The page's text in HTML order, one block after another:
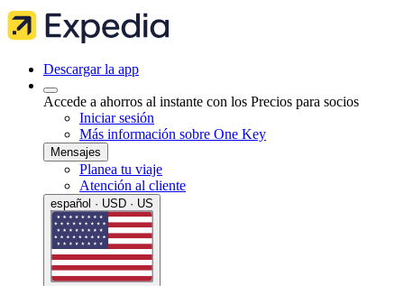
Descargar la app
Accede a ahorros al instante con los Precios para socios
Iniciar sesión
Más información sobre One Key
Mensajes
Planea tu viaje
Atención al cliente
español · USD · US